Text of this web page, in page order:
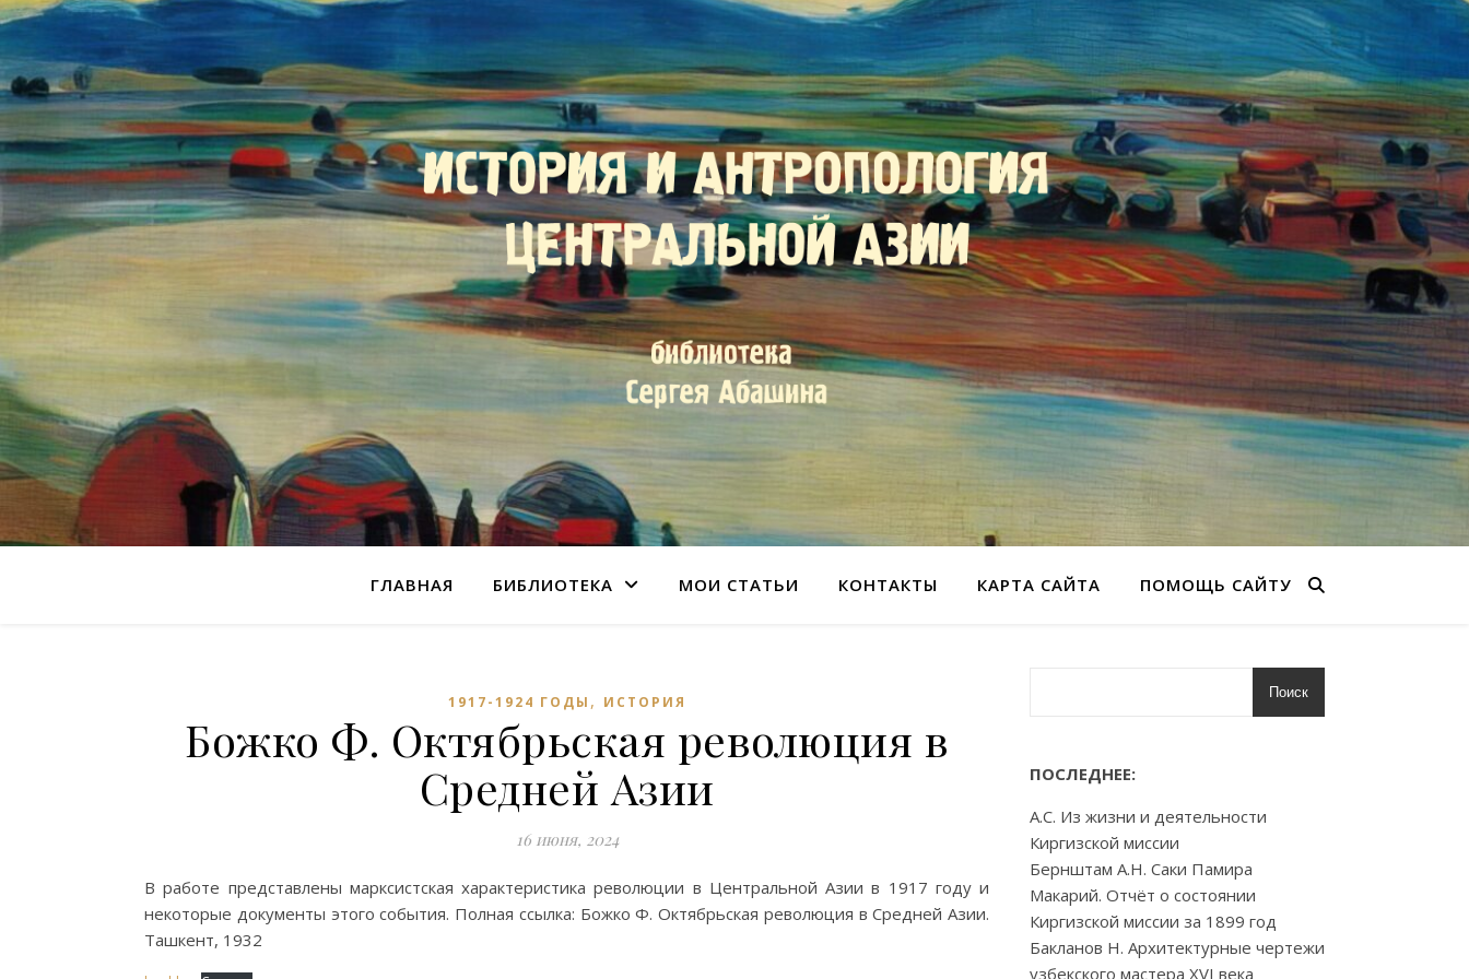
ГЛАВНАЯ БИБЛИОТЕКА МОИ СТАТЬИ КОНТАКТЫ КАРТА САЙТА ПОМОЩЬ САЙТУ
1917-1924 ГОДЫ , ИСТОРИЯ
Божко Ф. Октябрьская революция в
Средней Азии
16 июня, 2024
В работе представлены марксистская характеристика революции в Центральной Азии в 1917 году и
некоторые документы этого события. Полная ссылка: Божко Ф. Октябрьская революция в Средней Азии.
Ташкент, 1932
Поиск
ПОСЛЕДНЕЕ:
А.С. Из жизни и деятельности
Киргизской миссии
Бернштам А.Н. Саки Памира
Макарий. Отчёт о состоянии
Киргизской миссии за 1899 год
Бакланов Н. Архитектурные чертежи
узбекского мастера XVI века